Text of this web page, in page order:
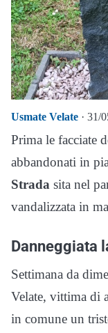
Usmate Velate · 31/
Prima le facciate
abbandonati in
Strada sita nel
vandalizzata in
Danneggiata
Settimana da
Velate, vittima di
in comune un